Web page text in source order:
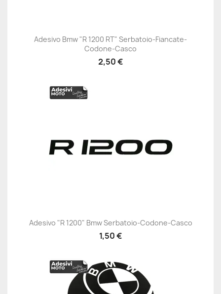
Adesivo Bmw "R 1200 RT" Serbatoio-Fiancate-
Codone-Casco
2,50 €
Adesivo "R 1200" Bmw Serbatoio-Codone-Casco
1,50 €